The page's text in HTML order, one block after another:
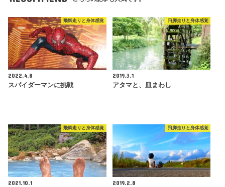
飛脚走りと身体感覚
2022.4.8
スパイダーマンに挑戦
飛脚走りと身体感覚
2019.3.1
アタマと、皿まわし
飛脚走りと身体感覚
2021.10.1
飛脚走りと身体感覚
2019.2.8